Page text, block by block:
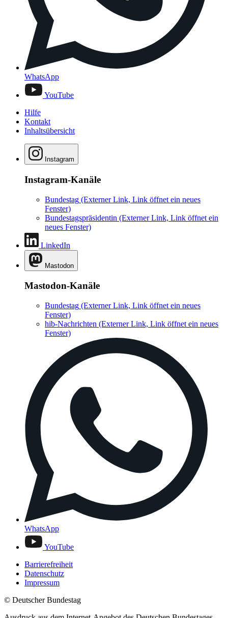
WhatsApp
YouTube
Hilfe
Kontakt
Inhaltsübersicht
Instagram
Instagram-Kanäle
Bundestag (Externer Link, Link öffnet ein neues
Fenster)
Bundestagspräsidentin (Externer Link, Link öffnet ein
neues Fenster)
LinkedIn
Mastodon
Mastodon-Kanäle
Bundestag (Externer Link, Link öffnet ein neues
Fenster)
hib-Nachrichten (Externer Link, Link öffnet ein neues
Fenster)
WhatsApp
YouTube
Barrierefreiheit
Datenschutz
Impressum
© Deutscher Bundestag